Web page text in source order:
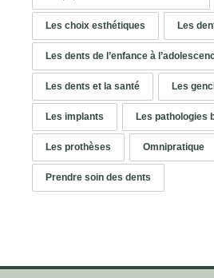
Les choix esthétiques Les
Les dents de l’enfance à
Les dents et la santé Les
Les implants Les pathologies
Les prothèses Omnipratique
Prendre soin des dents